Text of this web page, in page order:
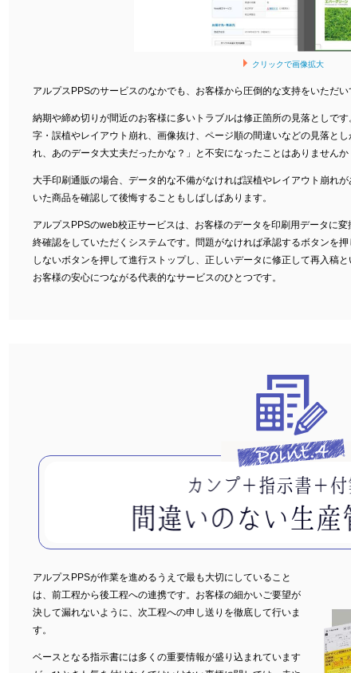
クリックで画像拡大
アルプスPPSのサービスのなかでも、お客様から圧倒的な支持をいただ
納期や締め切りが間近のお客様に多いトラブルは修正箇所の見落としで
字・誤植やレイアウト崩れ、画像抜け、ページ順の間違いなどの見落と
れ、あのデータ大丈夫だったかな？」と不安になったことはありませんか
大手印刷通販の場合、データ的な不備がなければ誤植やレイアウト崩れ
いた商品を確認して後悔することもしばしばあります。
アルプスPPSのweb校正サービスは、お客様のデータを印刷用データに
終確認をしていただくシステムです。問題がなければ承認するボタンを
しないボタンを押して進行ストップし、正しいデータに修正して再入稿
お客様の安心につながる代表的なサービスのひとつです。
アルプスPPSが作業を進めるうえで最も大切にしていること
は、前工程から後工程への連携です。お客様の細かいご要望が
決して漏れないように、次工程への申し送りを徹底して行いま
す。
ベースとなる指示書には多くの重要情報が盛り込まれています